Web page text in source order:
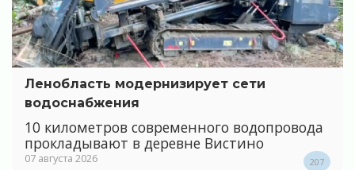
Ленобласть модернизирует сети
водоснабжения
10 километров современного водопровода
прокладывают в деревне Вистино
07 августа 2026 207